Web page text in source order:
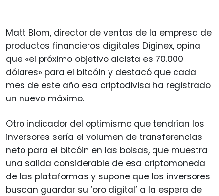
Matt Blom, director de ventas de la empresa de
productos financieros digitales Diginex, opina
que «el próximo objetivo alcista es 70.000
dólares» para el bitcóin y destacó que cada
mes de este año esa criptodivisa ha registrado
un nuevo máximo.
Otro indicador del optimismo que tendrían los
inversores sería el volumen de transferencias
neto para el bitcóin en las bolsas, que muestra
una salida considerable de esa criptomoneda
de las plataformas y supone que los inversores
buscan guardar su ‘oro digital’ a la espera de